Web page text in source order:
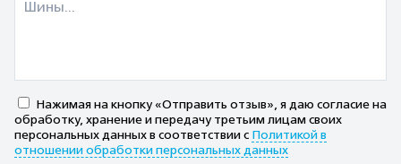
Нажимая на кнопку «Отправить отзыв», я даю согласие на
обработку, хранение и передачу третьим лицам своих
персональных данных в соответствии с Политикой в
отношении обработки персональных данных